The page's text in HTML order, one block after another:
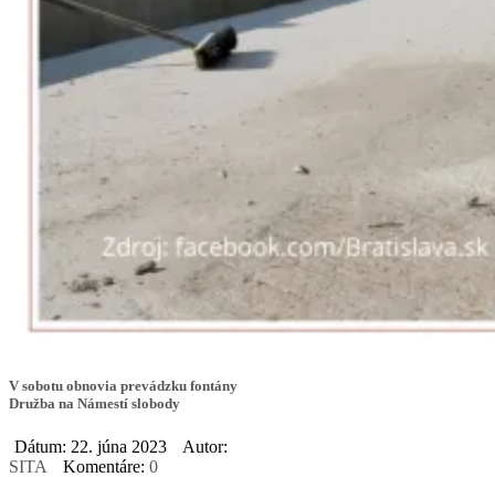
V sobotu obnovia prevádzku fontány
Družba na Námestí slobody
Dátum: 22. júna 2023
Autor:
SITA
Komentáre: 0